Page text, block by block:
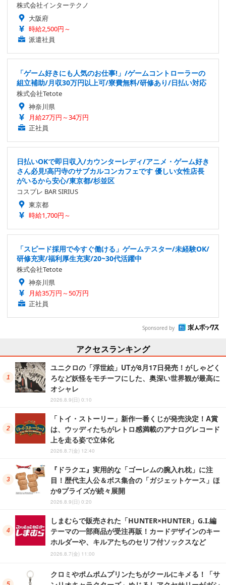
株式会社インターテクノ
大阪府
時給2,500円～
派遣社員
「ゲーム好きにも人気のお仕事!」/ゲームコントローラーの
組立補助/月収30万円以上可/寮費無料/研修あり/日払い対応
株式会社Tetote
神奈川県
月給27万円～34万円
正社員
日払いOKで即日収入/カウンターレディ/アニメ・ゲーム好き
さん必見!高円寺のサブカルコンカフェです 優しい女性店長
がいるから安心/東京都/杉並区
コスプレ BAR SIRIUS
東京都
時給1,700円～
「スピード採用で今すぐ働ける」ゲームテスター/未経験OK/
研修充実/福利厚生充実/20~30代活躍中
株式会社Tetote
神奈川県
月給35万円～50万円
正社員
Sponsored by
アクセスランキング
ユニクロの「浮世絵」UTが8月17日発売！がしゃどく
ろなど妖怪をモチーフにした、奥深い世界観が最高に
オシャレ
2026.8.9(日) 0:10
「トイ・ストーリー」新作一番くじが発売決定！A賞
は、ウッディたちがレトロ感満載のアナログレコード
上を走る姿で立体化
2026.8.7(金) 12:40
『ドラクエ』実用的な「ゴーレムの腕入れ枕」に注
目！歴代主人公＆ボス集合の「ガジェットケース」ほ
か9プライズが続々展開
2026.8.9(日) 0:20
しまむらで販売された「HUNTER×HUNTER」G.I.編
テーマの一部商品が受注再販！カードデザインのキー
ホルダーや、キルアたちのセリフ付ソックスなど
2026.8.7(金) 11:00
クロミやポムポムプリンたちがクールにキメる！「サ